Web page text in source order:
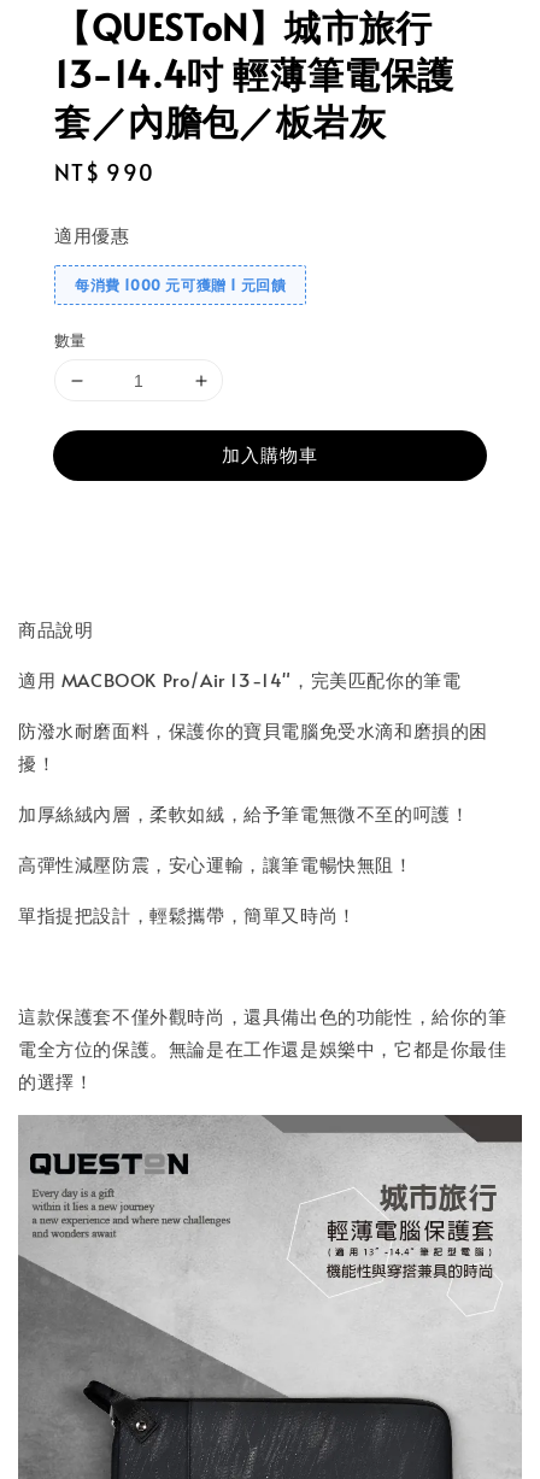
【QUESToN】城市旅行
13-14.4吋 輕薄筆電保護
套／內膽包／板岩灰
Regular
NT$ 990
適用優惠
每消費 1000 元可獲贈 1 元回饋
數量
加入購物車
商品說明
適用 MACBOOK Pro/Air 13-14"，完美匹配你的筆電
防潑水耐磨面料，保護你的寶貝電腦免受水滴和磨損的困
擾！
加厚絲絨內層，柔軟如絨，給予筆電無微不至的呵護！
高彈性減壓防震，安心運輸，讓筆電暢快無阻！
單指提把設計，輕鬆攜帶，簡單又時尚！
這款保護套不僅外觀時尚，還具備出色的功能性，給你的筆
電全方位的保護。無論是在工作還是娛樂中，它都是你最佳
的選擇！